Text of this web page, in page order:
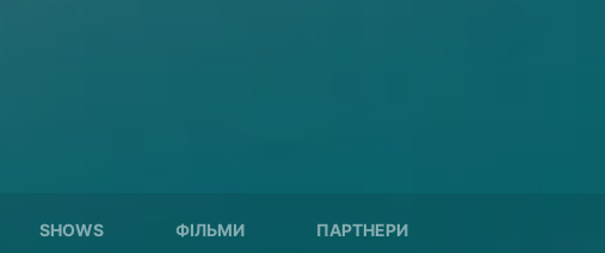
SHOWS ФІЛЬМИ ПАРТНЕРИ